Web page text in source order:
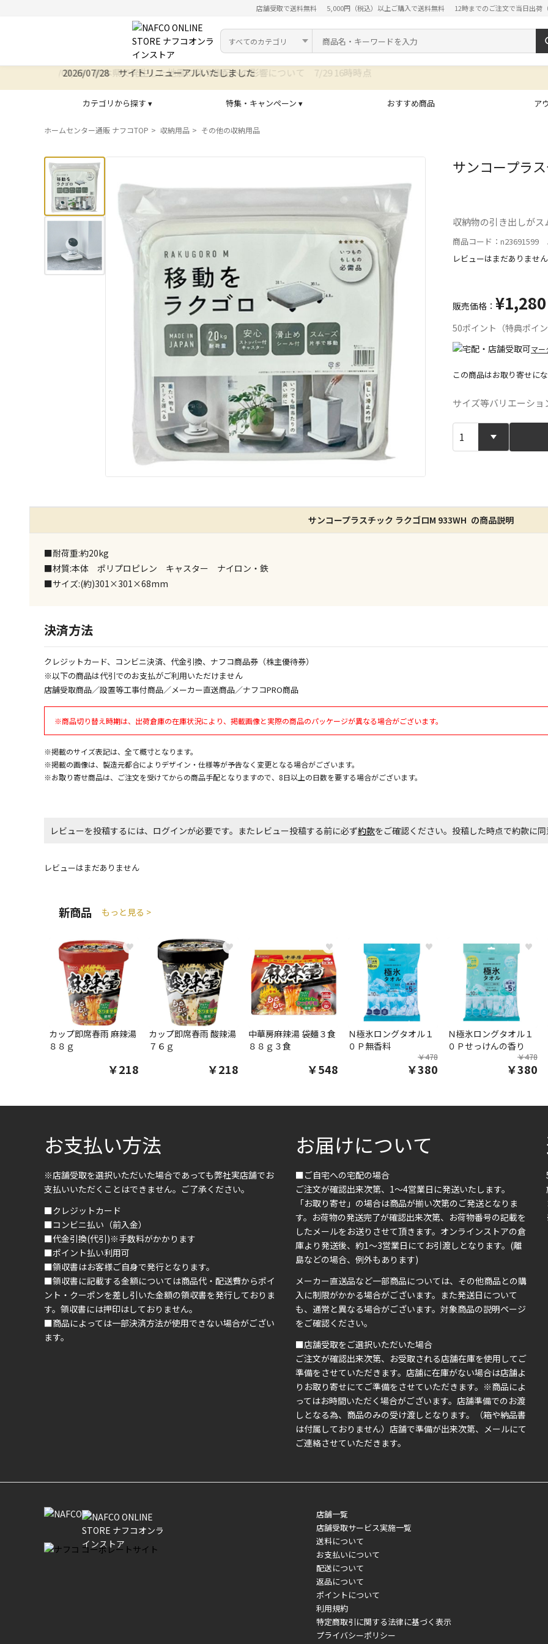
店舗受取で送料無料 5,000円（税込）以上ご購入で送料無料 12時までのご注文で当日出荷（
カテゴリ
検索キーワード
2026/07/28 サイトリニューアルいたしました
カテゴリから探す ▾ 特集・キャンペーン ▾ おすすめ商品 ア
ホームセンター通販 ナフコTOP 収納用品 その他の収納用品
サンコープラ
収納物の引き出しが
商品コード：n23691599
レビューはまだありません
販売価格： ¥1,280
50ポイント（特典ポイン
マー
宅配や店舗
店舗のみで
委託業者に
お見積商品
この商品はお取り寄せにな
サイズ等バリエーショ
サンコープラスチック ラクゴロM 933WH の商品説明
■耐荷重:約20kg
■材質:本体 ポリプロピレン キャスター ナイロン・鉄
■サイズ:(約)301×301×68mm
決済方法
クレジットカード、コンビニ決済、代金引換、ナフコ商品券（株主優待券）
※以下の商品は代引でのお支払がご利用いただけません
店舗受取商品／設置等工事付商品／メーカー直送商品／ナフコPRO商品
※商品切り替え時期は、出荷倉庫の在庫状況により、掲載画像と実際の商品のパッケージが異なる場合がございます。
※掲載のサイズ表記は、全て概寸となります。
※掲載の画像は、製造元都合によりデザイン・仕様等が予告なく変更となる場合がございます。
※お取り寄せ商品は、ご注文を受けてからの商品手配となりますので、8日以上の日数を要する場合がございます。
レビューを投稿するには、ログインが必要です。またレビュー投稿する前に必ず約款をご確認ください。投稿した時点で約款
レビューはまだありません
新商品 もっと見る >
♥
カップ即席春雨 麻辣湯
８８ｇ
￥218
♥
カップ即席春雨 酸辣湯
７６ｇ
￥218
♥
中華房麻辣湯 袋麺３食
８８ｇ３食
￥548
♥
Ｎ極氷ロングタオル１
０Ｐ無香料
￥478
￥380
♥
Ｎ極氷ロングタオル１
０Ｐせっけんの香り
￥478
￥380
お支払い方法
※店舗受取を選択いただいた場合であっても弊社実店舗でお
支払いいただくことはできません。ご了承ください。
■クレジットカード
■コンビニ払い（前入金）
■代金引換(代引)※手数料がかかります
■ポイント払い利用可
■領収書はお客様ご自身で発行となります。
■領収書に記載する金額については商品代・配送費からポイ
ント・クーポンを差し引いた金額の領収書を発行しておりま
す。領収書には押印はしておりません。
■商品によっては一部決済方法が使用できない場合がござい
ます。
お届けについて
■ご自宅への宅配の場合
ご注文が確認出来次第、1～4営業日に発送いたします。
「お取り寄せ」の場合は商品が揃い次第のご発送となりま
す。お荷物の発送完了が確認出来次第、お荷物番号の記載を
したメールをお送りさせて頂きます。オンラインストアの倉
庫より発送後、約1～3営業日にてお引渡しとなります。(離
島などの場合、例外もあります)
メーカー直送品など一部商品については、その他商品との購
入に制限がかかる場合がございます。また発送日について
も、通常と異なる場合がございます。対象商品の説明ページ
をご確認ください。
■店舗受取をご選択いただいた場合
ご注文が確認出来次第、お受取される店舗在庫を使用してご
準備をさせていただきます。店舗に在庫がない場合は店舗よ
りお取り寄せにてご準備をさせていただきます。※商品によ
ってはお時間いただく場合がございます。店舗準備でのお渡
しとなる為、商品のみの受け渡しとなります。（箱や納品書
は付属しておりません）店舗で準備が出来次第、メールにて
ご連絡させていただきます。
店舗一覧
店舗受取サービス実施一覧
送料について
お支払いについて
配送について
返品について
ポイントについて
利用規約
特定商取引に関する法律に基づく表示
プライバシーポリシー